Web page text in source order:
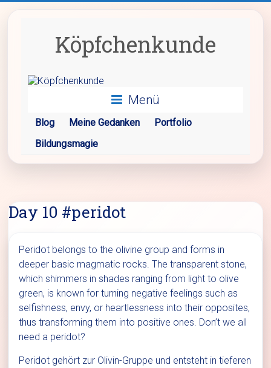
Köpfchenkunde
Menü
Blog Meine Gedanken
Portfolio
Bildungsmagie
Day 10 #peridot
Peridot belongs to the olivine group and forms in
deeper basic magmatic rocks. The transparent stone,
which shimmers in shades ranging from light to olive
green, is known for turning negative feelings such as
selfishness, envy, or heartlessness into their opposites,
thus transforming them into positive ones. Don’t we all
need a peridot?
Peridot gehört zur Olivin-Gruppe und entsteht in tieferen